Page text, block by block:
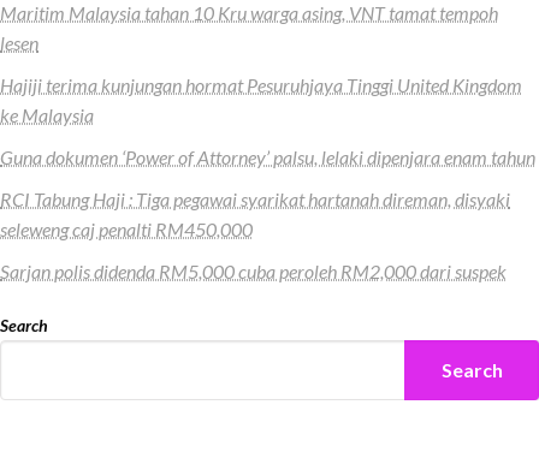
Maritim Malaysia tahan 10 Kru warga asing, VNT tamat tempoh
lesen
Hajiji terima kunjungan hormat Pesuruhjaya Tinggi United Kingdom
ke Malaysia
Guna dokumen ‘Power of Attorney’ palsu, lelaki dipenjara enam tahun
RCI Tabung Haji : Tiga pegawai syarikat hartanah direman, disyaki
seleweng caj penalti RM450,000
Sarjan polis didenda RM5,000 cuba peroleh RM2,000 dari suspek
Search
Search